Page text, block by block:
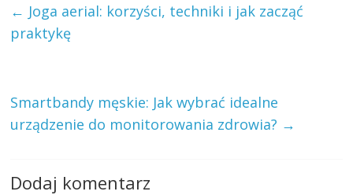
← Joga aerial: korzyści, techniki i jak zacząć
praktykę
Smartbandy męskie: Jak wybrać idealne
urządzenie do monitorowania zdrowia? →
Dodaj komentarz